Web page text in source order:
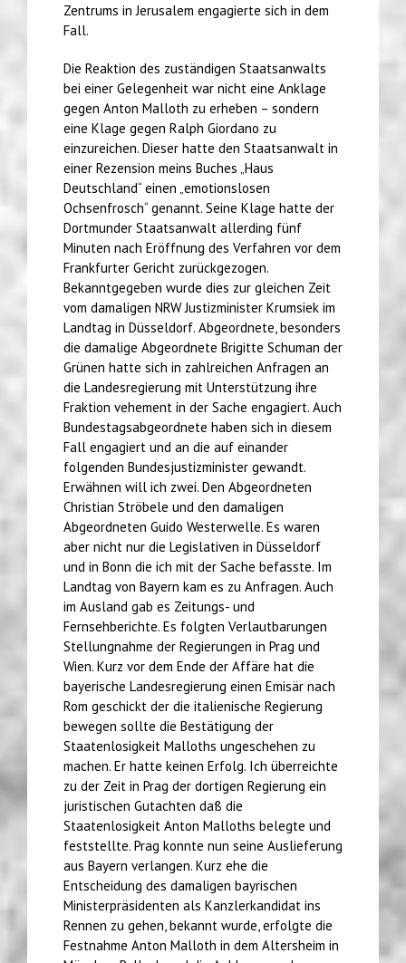
Zentrums in Jerusalem engagierte sich in dem
Fall.
Die Reaktion des zuständigen Staatsanwalts
bei einer Gelegenheit war nicht eine Anklage
gegen Anton Malloth zu erheben – sondern
eine Klage gegen Ralph Giordano zu
einzureichen. Dieser hatte den Staatsanwalt in
einer Rezension meins Buches „Haus
Deutschland“ einen „emotionslosen
Ochsenfrosch“ genannt. Seine Klage hatte der
Dortmunder Staatsanwalt allerding fünf
Minuten nach Eröffnung des Verfahren vor dem
Frankfurter Gericht zurückgezogen.
Bekanntgegeben wurde dies zur gleichen Zeit
vom damaligen NRW Justizminister Krumsiek im
Landtag in Düsseldorf. Abgeordnete, besonders
die damalige Abgeordnete Brigitte Schuman der
Grünen hatte sich in zahlreichen Anfragen an
die Landesregierung mit Unterstützung ihre
Fraktion vehement in der Sache engagiert. Auch
Bundestagsabgeordnete haben sich in diesem
Fall engagiert und an die auf einander
folgenden Bundesjustizminister gewandt.
Erwähnen will ich zwei. Den Abgeordneten
Christian Ströbele und den damaligen
Abgeordneten Guido Westerwelle. Es waren
aber nicht nur die Legislativen in Düsseldorf
und in Bonn die ich mit der Sache befasste. Im
Landtag von Bayern kam es zu Anfragen. Auch
im Ausland gab es Zeitungs- und
Fernsehberichte. Es folgten Verlautbarungen
Stellungnahme der Regierungen in Prag und
Wien. Kurz vor dem Ende der Affäre hat die
bayerische Landesregierung einen Emisär nach
Rom geschickt der die italienische Regierung
bewegen sollte die Bestätigung der
Staatenlosigkeit Malloths ungeschehen zu
machen. Er hatte keinen Erfolg. Ich überreichte
zu der Zeit in Prag der dortigen Regierung ein
juristischen Gutachten daß die
Staatenlosigkeit Anton Malloths belegte und
feststellte. Prag konnte nun seine Auslieferung
aus Bayern verlangen. Kurz ehe die
Entscheidung des damaligen bayrischen
Ministerpräsidenten als Kanzlerkandidat ins
Rennen zu gehen, bekannt wurde, erfolgte die
Festnahme Anton Malloth in dem Altersheim in